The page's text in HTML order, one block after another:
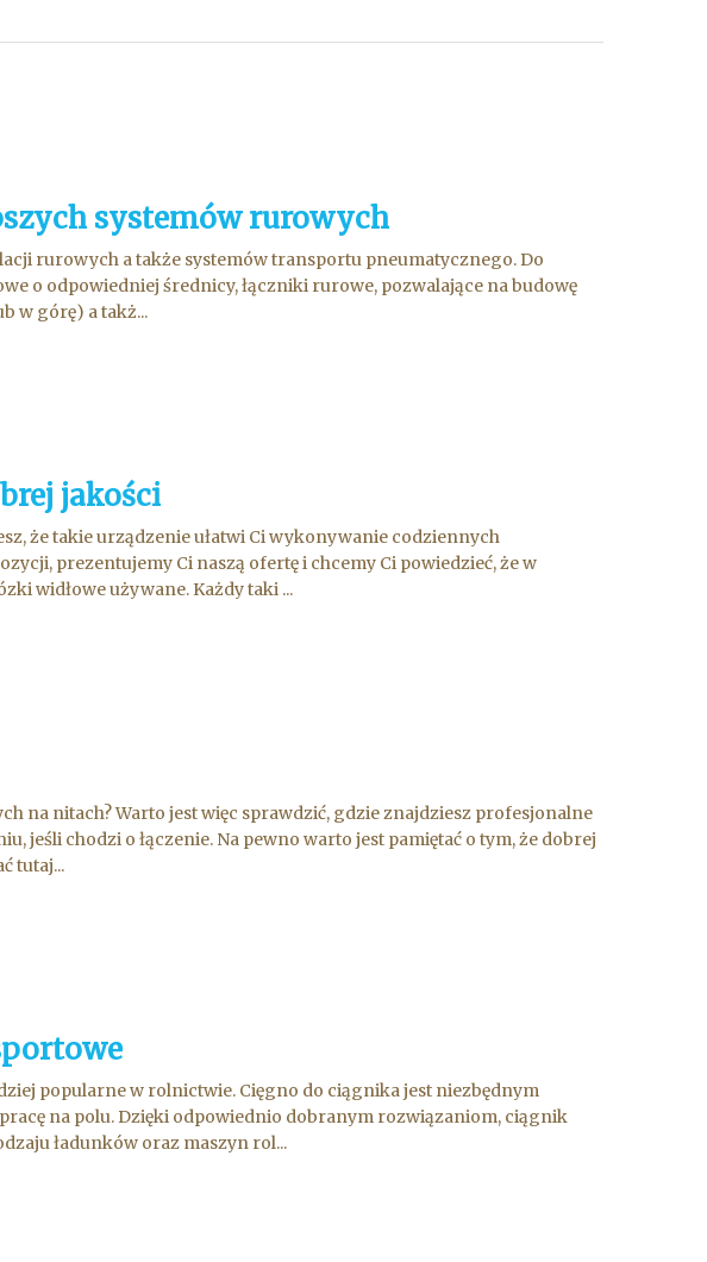
systemów rurowych
rurowych a także systemów transportu pneumatycznego. Do
o odpowiedniej średnicy, łączniki rurowe, pozwalające na budowę
w górę) a takż...
jakości
że takie urządzenie ułatwi Ci wykonywanie codziennych
prezentujemy Ci naszą ofertę i chcemy Ci powiedzieć, że w
widłowe używane. Każdy taki ...
na nitach? Warto jest więc sprawdzić, gdzie znajdziesz profesjonalne
jeśli chodzi o łączenie. Na pewno warto jest pamiętać o tym, że dobrej
tutaj...
popularne w rolnictwie. Cięgno do ciągnika jest niezbędnym
na polu. Dzięki odpowiednio dobranym rozwiązaniom, ciągnik
ładunków oraz maszyn rol...